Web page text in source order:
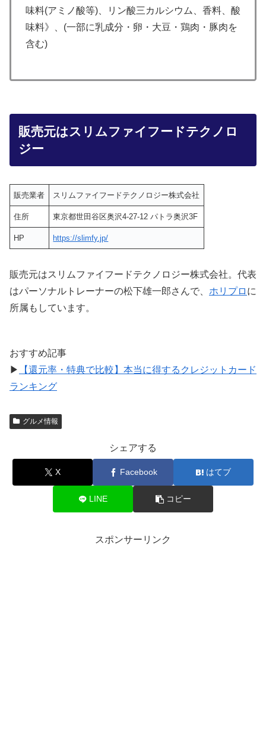
味料(アミノ酸等)、リン酸三カルシウム、香料、酸
味料》、(一部に乳成分・卵・大豆・鶏肉・豚肉を
含む)
販売元はスリムファイフードテクノロ
ジー
販売業者 スリムファイフードテクノロジー株式会社
住所 東京都世田谷区奥沢4-27-12 パトラ奥沢3F
HP https://slimfy.jp/
販売元はスリムファイフードテクノロジー株式会社。代表
はパーソナルトレーナーの松下雄一郎さんで、 ホリプロ に
所属もしています。
おすすめ記事
▶
【還元率・特典で比較】本当に得するクレジットカード
ランキング
グルメ情報
シェアする
X Facebook はてブ
LINE コピー
スポンサーリンク